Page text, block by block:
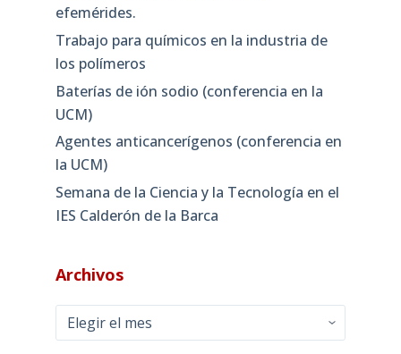
efemérides.
Trabajo para químicos en la industria de
los polímeros
Baterías de ión sodio (conferencia en la
UCM)
Agentes anticancerígenos (conferencia en
la UCM)
Semana de la Ciencia y la Tecnología en el
IES Calderón de la Barca
Archivos
Archivos